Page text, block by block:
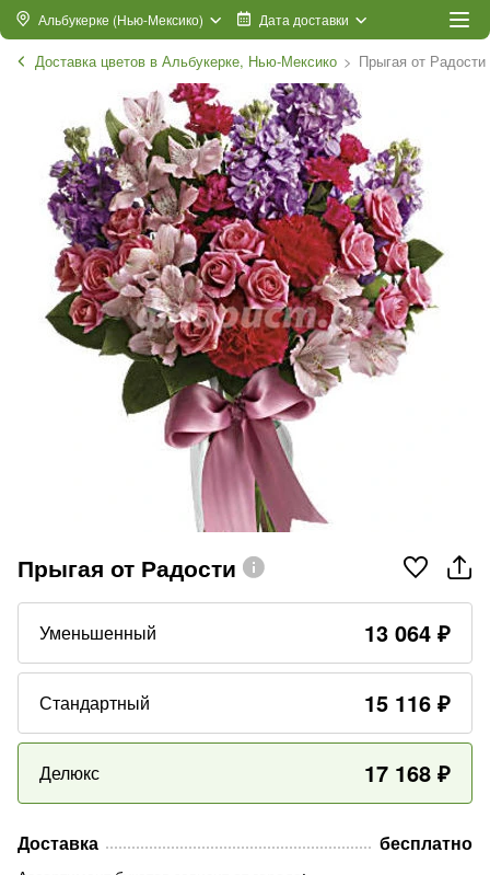
Альбукерке (Нью-Мексико) Дата доставки
Доставка цветов в Альбукерке, Нью-Мексико Прыгая от Радости
Прыгая от Радости
Уменьшенный 13 064 ₽
Стандартный 15 116 ₽
Делюкс 17 168 ₽
Доставка бесплатно